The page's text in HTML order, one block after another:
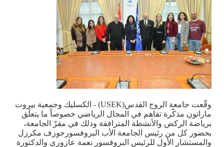
وقّعت جامعة الروح القدس(USEK)
- الكسليك وجمعية بيروت
ماراتون مذكّرة تفاهم في المجال الرياضي خصوصاً ما يتعلًق
برياضة الركض والأنشطة المترافقة وذلك في مقرّ الجامعة،
بحضور كل من رئيس الجامعة الأب البروفسورجوزف مكرزل
والمستشار الأول للرئيس البروفسور نعمة عازوري والدكتورة